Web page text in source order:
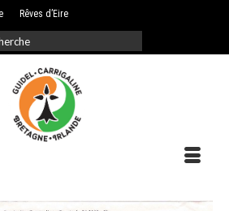
Rêves d’Eire
: